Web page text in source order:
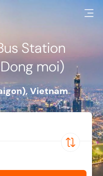
Station
moi)
, Vietnam